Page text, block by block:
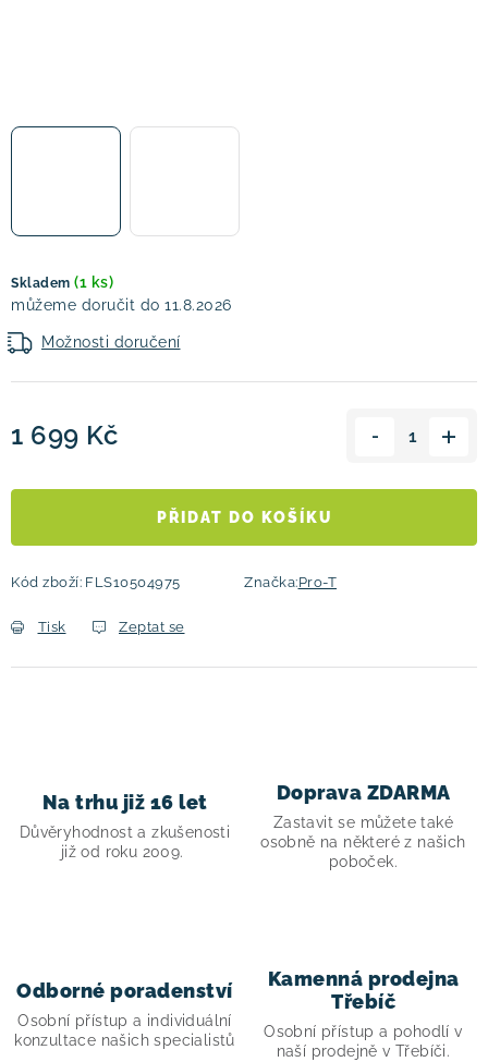
Skladem (1 ks)
11.8.2026
Možnosti doručení
1 699 Kč
PŘIDAT DO KOŠÍKU
Kód zboží: FLS10504975 Značka:Pro-T
Tisk Zeptat se
Na trhu již 16 let
Důvěryhodnost a zkušenosti
již od roku 2009.
Doprava ZDARMA
Zastavit se můžete také
osobně na některé z našich
poboček.
Odborné poradenství
Osobní přístup a individuální
konzultace našich specialistů
Kamenná prodejna
Třebíč
Osobní přístup a pohodlí v
naší prodejně v Třebíči.